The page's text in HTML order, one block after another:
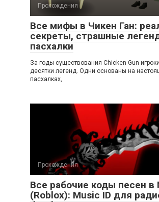
Прохождения
Все мифы в Чикен Ган:
секреты, страшные
пасхалки
За годы существования Chicken Gun
десятки легенд. Одни основаны на
пасхалках,
Прохождения
Все рабочие коды песен
(Roblox): Music ID для